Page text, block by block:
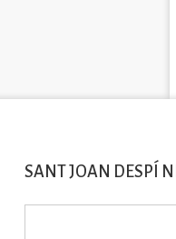
SANT JOAN DESPÍ